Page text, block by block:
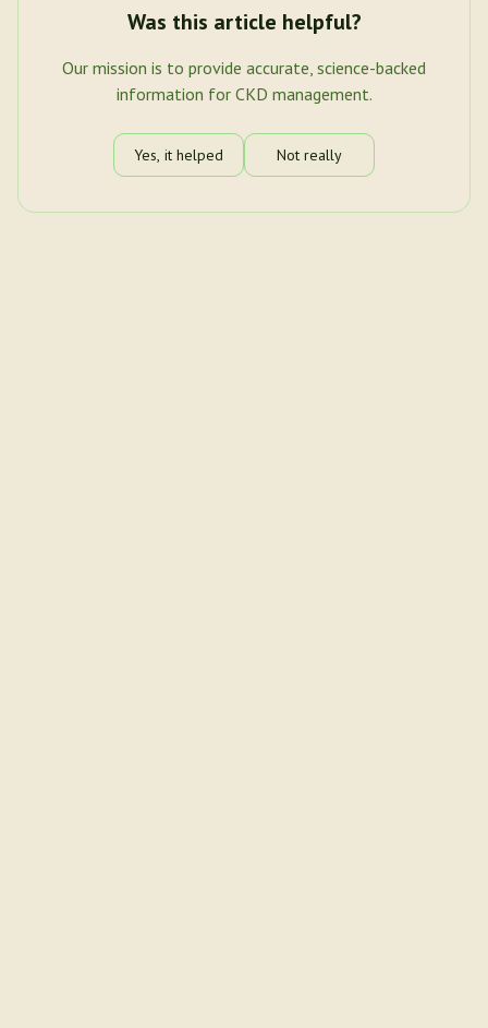
Was this article helpful?
Our mission is to provide accurate, science-backed
information for CKD management.
Yes, it helped Not really